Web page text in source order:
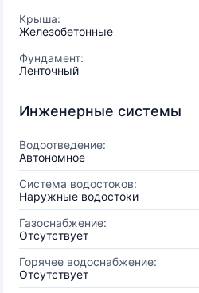
Крыша:
Железобетонные
Фундамент:
Ленточный
Инженерные системы
Водоотведение:
Автономное
Система водостоков:
Наружные водостоки
Газоснабжение:
Отсутствует
Горячее водоснабжение:
Отсутствует